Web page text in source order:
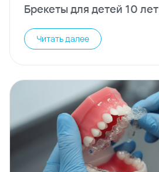
Брекеты для детей 10 лет
Читать далее